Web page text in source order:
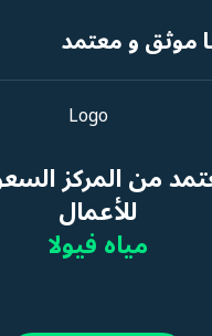
موثق و معتمد
من المركز
للأعمال
مياه فيولا